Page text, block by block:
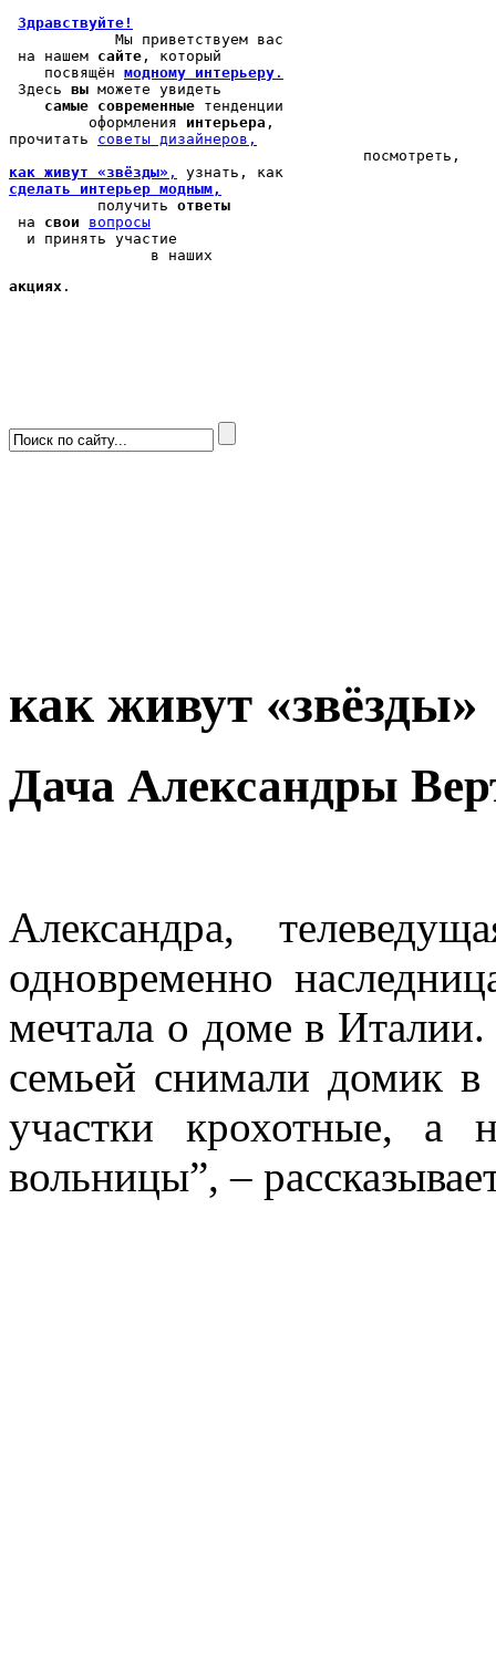
Здравствуйте!
            Мы
приветствуем вас
на нашем сайте , который
    посвящён
модному интерьеру .
Здесь вы можете увидеть
самые современные тенденции
         оформления
интерьера ,
прочитать cоветы дизайнеров,
как живут «звёзды» ,
сделать интерьер модным,
          получить
ответы
на свои
вопросы
  и принять участие
                в наших
акциях .
как живут «звёзды»
Дача Александры
Александра,
одновременно
мечтала о доме в
семьей снимали домик
участки крохотные, а
вольницы”, –